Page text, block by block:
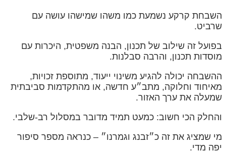
השבחת קרקע נשמעת כמו משהו שמישהו עושה עם
שרביט.
בפועל זה שילוב של תכנון, הבנה משפטית, היכרות עם
מוסדות תכנון, והרבה סבלנות.
ההשבחה יכולה להגיע משינוי ייעוד, מתוספת זכויות,
מאיחוד וחלוקה, מתב״ע חדשה, או מהתקדמות סביבתית
שמעלה את ערך האזור.
והחלק הכי חשוב: כמעט תמיד מדובר במסלול רב-שלבי.
מי שמציג את זה כ״זבנג וגמרנו״ – כנראה מספר סיפור
יפה מדי.